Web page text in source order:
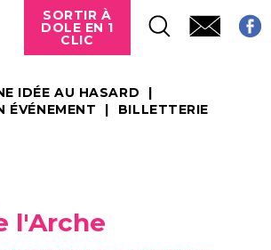
SORTIR À
DOLE EN 1
CLIC
IDÉE AU HASARD
ÉVÉNEMENT
BILLETTERIE
l'Arche